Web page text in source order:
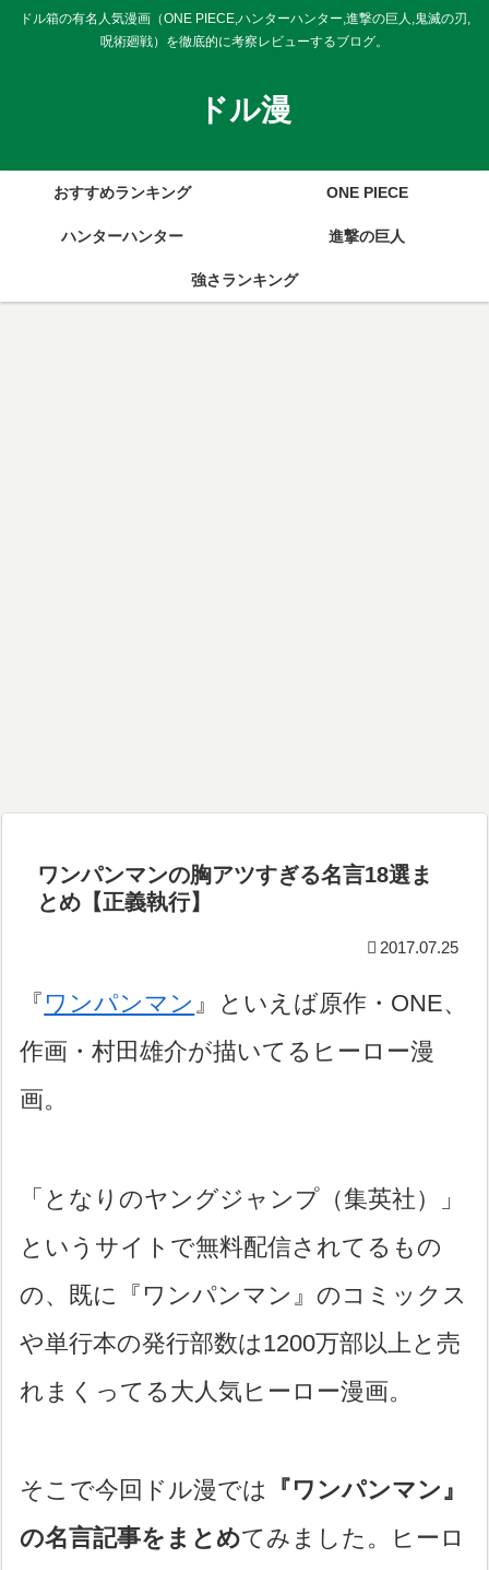
ドル箱の有名人気漫画（ONE PIECE,ハンターハンター,進撃の巨人,鬼滅の刃,
呪術廻戦）を徹底的に考察レビューするブログ。
ドル漫
おすすめランキング ONE PIECE
ハンターハンター 進撃の巨人
強さランキング
ワンパンマンの胸アツすぎる名言18選ま
とめ【正義執行】
2017.07.25
『 ワンパンマン 』といえば原作・ONE、
作画・村田雄介が描いてるヒーロー漫
画。
「となりのヤングジャンプ（集英社）」
というサイトで無料配信されてるもの
の、既に『ワンパンマン』のコミックス
や単行本の発行部数は1200万部以上と売
れまくってる大人気ヒーロー漫画。
そこで今回ドル漫では
『ワンパンマン』
の名言記事をまとめてみました。ヒーロ